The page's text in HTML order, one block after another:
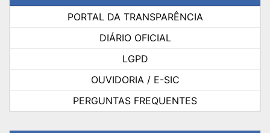
PORTAL DA TRANSPARÊNCIA
DIÁRIO OFICIAL
LGPD
OUVIDORIA / E-SIC
PERGUNTAS FREQUENTES